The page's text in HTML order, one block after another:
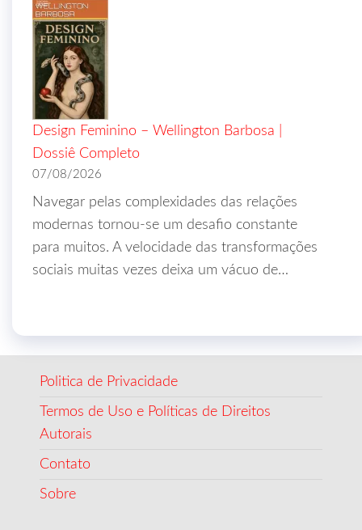
Design Feminino – Wellington Barbosa |
Dossiê Completo
07/08/2026
Navegar pelas complexidades das relações
modernas tornou-se um desafio constante
para muitos. A velocidade das transformações
sociais muitas vezes deixa um vácuo de…
Politica de Privacidade
Termos de Uso e Políticas de Direitos
Autorais
Contato
Sobre